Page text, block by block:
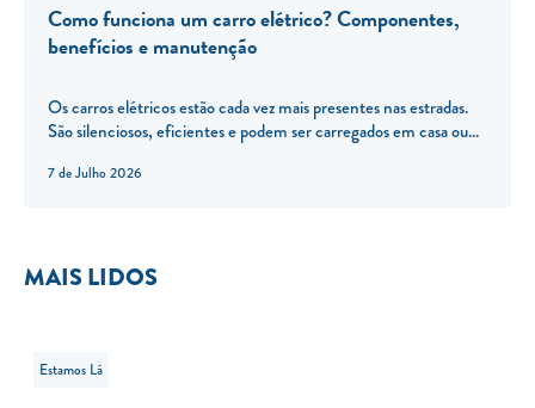
7 de Julho 2026
Como funciona um carro elétrico? Componentes,
benefícios e manutenção
Os carros elétricos estão cada vez mais presentes nas estradas.
São silenciosos, eficientes e podem ser carregados em casa ou...
MAIS LIDOS
Estamos Lá